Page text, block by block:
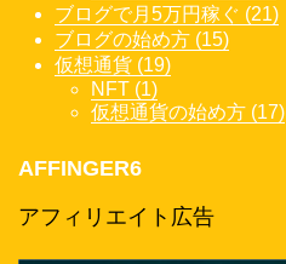
ブログで月5万円稼ぐ (21)
ブログの始め方 (15)
仮想通貨 (19)
NFT (1)
仮想通貨の始め方 (17)
AFFINGER6
アフィリエイト広告